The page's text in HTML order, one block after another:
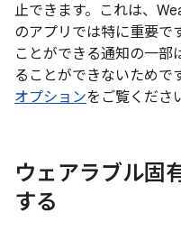
止できます。これは、
のアプリでは特に重要で
ことができる通知の一部
ることができないためで
オプションをご覧くださ
ウェアラブル固
する